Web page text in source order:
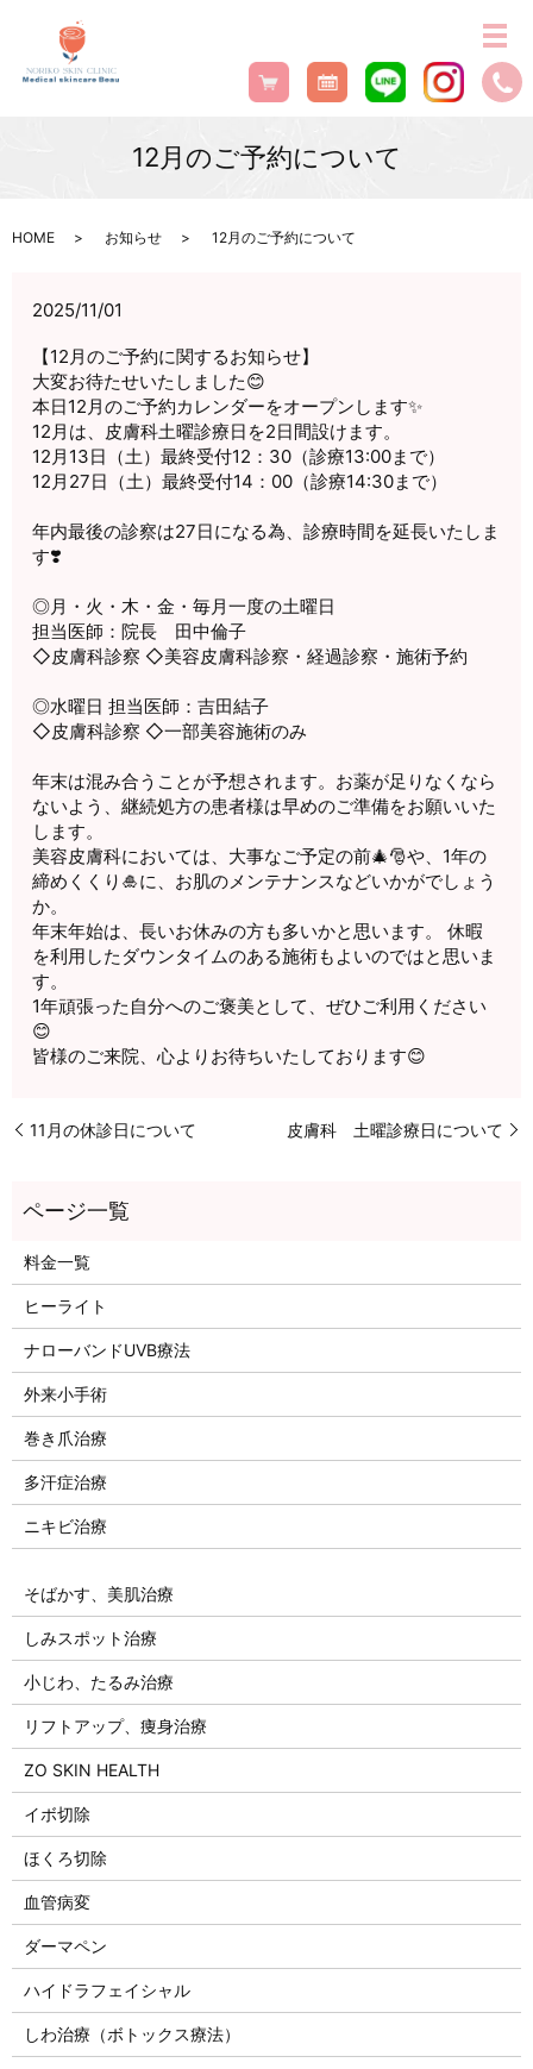
12月のご予約について
HOME お知らせ 12月のご予約について
2025/11/01
【12月のご予約に関するお知らせ】
大変お待たせいたしました😊
本日12月のご予約カレンダーをオープンします✨
12月は、皮膚科土曜診療日を2日間設けます。
12月13日（土）最終受付12：30（診療13:00まで）
12月27日（土）最終受付14：00（診療14:30まで）
年内最後の診察は27日になる為、診療時間を延長いたしま
す❣️
◎月・火・木・金・毎月一度の土曜日
担当医師：院長 田中倫子
◇皮膚科診察 ◇美容皮膚科診察・経過診察・施術予約
◎水曜日 担当医師：吉田結子
◇皮膚科診察 ◇一部美容施術のみ
年末は混み合うことが予想されます。お薬が足りなくなら
ないよう、継続処方の患者様は早めのご準備をお願いいた
します。
美容皮膚科においては、大事なご予定の前🎄🎅や、1年の
締めくくり🎍に、お肌のメンテナンスなどいかがでしょう
か。
年末年始は、長いお休みの方も多いかと思います。 休暇
を利用したダウンタイムのある施術もよいのではと思いま
す。
1年頑張った自分へのご褒美として、ぜひご利用ください
😊
皆様のご来院、心よりお待ちいたしております😊
11月の休診日について 皮膚科 土曜診療日について
料金一覧
ヒーライト
ナローバンドUVB療法
外来小手術
巻き爪治療
多汗症治療
ニキビ治療
そばかす、美肌治療
しみスポット治療
小じわ、たるみ治療
リフトアップ、痩身治療
ZO SKIN HEALTH
イボ切除
ほくろ切除
血管病変
ダーマペン
ハイドラフェイシャル
しわ治療（ボトックス療法）